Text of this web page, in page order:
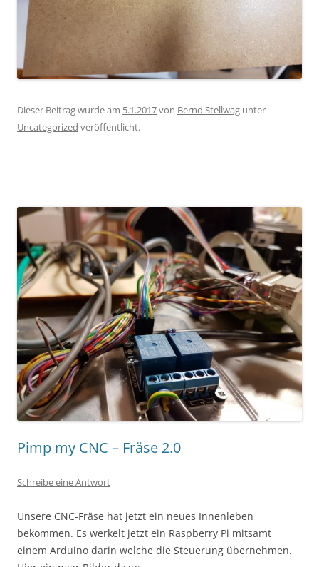
Dieser Beitrag wurde am 5.1.2017von Bernd Stellwag unter
Uncategorized veröffentlicht.
Pimp my CNC – Fräse 2.0
Schreibe eine Antwort
Unsere CNC-Fräse hat jetzt ein neues Innenleben
bekommen. Es werkelt jetzt ein Raspberry Pi mitsamt
einem Arduino darin welche die Steuerung übernehmen.